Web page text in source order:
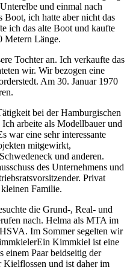
und einmal nach
Boot, ich hatte aber nicht das
ich das alte Boot und kaufte
Metern Länge.
Tochter an. Ich verkaufte das
wir. Wir bezogen eine
Am 30. Januar 1970
bei der Hamburgischen
arbeite als Modellbauer und
war eine sehr interessante
mitgewirkt,
und anderen.
des Unternehmens und
Privat
Familie.
die Grund-, Real- und
nach. Helma als MTA im
Im Sommer segelten wir
Ein Kimmkiel ist eine
einem Paar beidseitig der
und ist daher im